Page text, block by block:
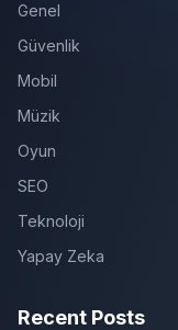
Genel
Güvenlik
Mobil
Müzik
Oyun
SEO
Teknoloji
Yapay Zeka
Recent Posts